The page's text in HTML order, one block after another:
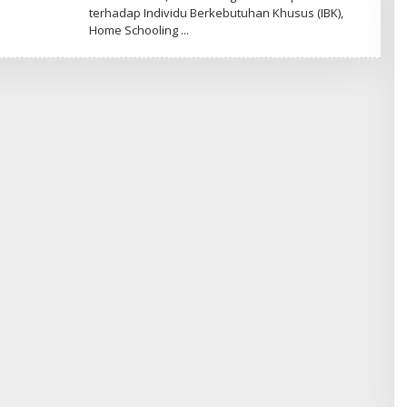
terhadap Individu Berkebutuhan Khusus (IBK),
Home Schooling